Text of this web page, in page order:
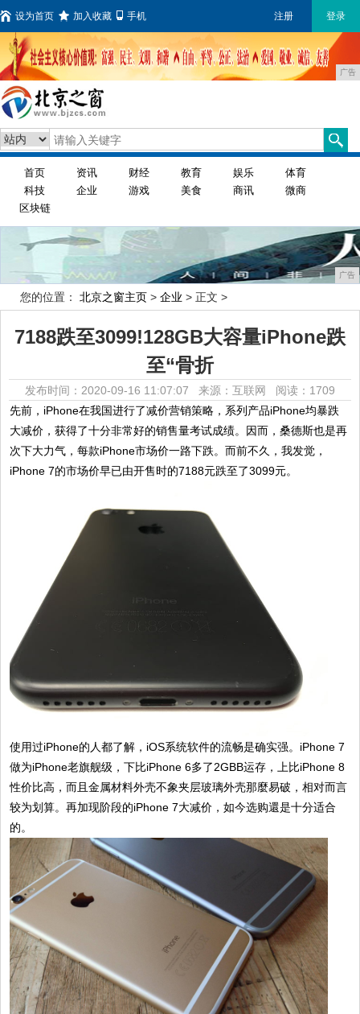
设为首页 加入收藏 手机 注册 登录
广告
首页 资讯 财经 教育 娱乐
体育
科技
企业 游戏 美食 商讯
微商
区块链
广告
您的位置： 北京之窗主页 > 企业 > 正文 >
7188跌至3099!128GB大容量iPhone跌
至“骨折
发布时间：2020-09-16 11:07:07 来源：互联网 阅读：1709
先前，iPhone在我国进行了减价营销策略，系列产品iPhone均暴跌
大减价，获得了十分非常好的销售量考试成绩。因而，桑德斯也是再
次下大力气，每款iPhone市场价一路下跌。而前不久，我发觉，
iPhone 7的市场价早已由开售时的7188元跌至了3099元。
使用过iPhone的人都了解，iOS系统软件的流畅是确实强。iPhone 7
做为iPhone老旗舰级，下比iPhone 6多了2GBB运存，上比iPhone 8
性价比高，而且金属材料外壳不象夹层玻璃外壳那麼易破，相对而言
较为划算。再加现阶段的iPhone 7大减价，如今选购還是十分适合
的。